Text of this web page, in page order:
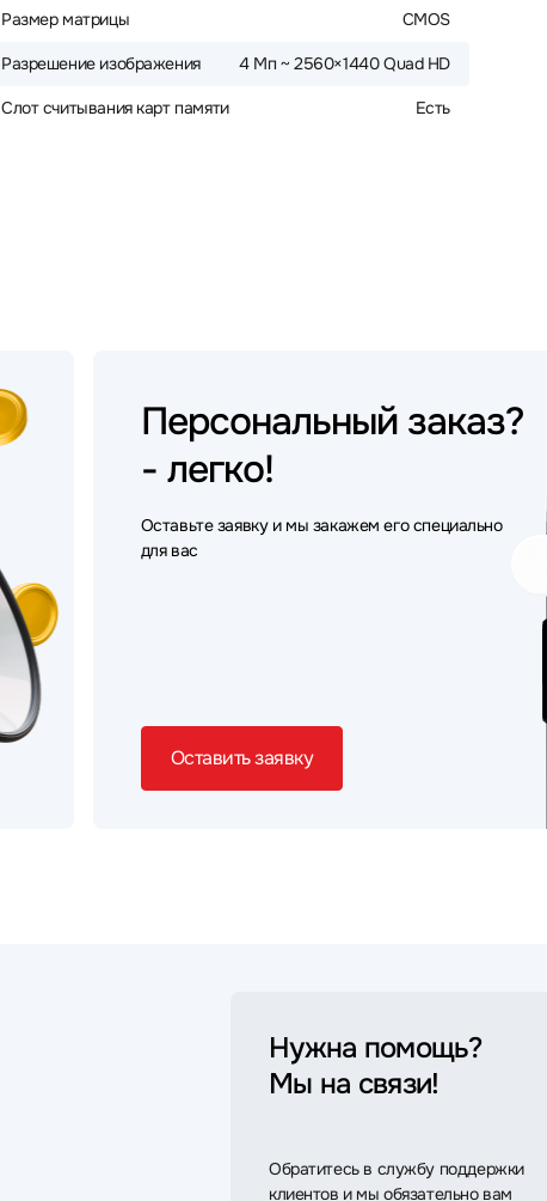
Размер матрицы CMOS
Разрешение изображения 4 Мп ~ 2560×1440 Quad HD
Слот считывания карт памяти Есть
Персональный заказ?
- легко!
Оставьте заявку и мы закажем его специально
для вас
Оставить заявку
Нужна помощь?
Мы на связи!
Обратитесь в службу поддержки
клиентов и мы обязательно вам